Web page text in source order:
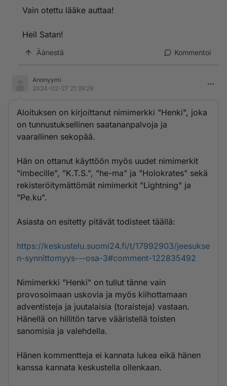
https://keskustelu.suomi24.fi/t/18237905/i-am-a-sinn
Tässä on toinen kommentti, jossa "he-ma" kertoo
olevansa saatananpalvoja. Kuten tiedämme, hänen
takaa löytyy multinimimerkki "Henki".
https://keskustelu.suomi24.fi/t/18235618/tapaluterilais
uus#comment-125868107
Vain otettu lääke auttaa!
Heil Satan!
Äänestä Kommentoi
Anonyymi
2024-02-27 21:39:29
Aloituksen on kirjoittanut nimimerkki "Henki", joka
on tunnustuksellinen saatananpalvoja ja
vaarallinen sekopää.
Hän on ottanut käyttöön myös uudet nimimerkit
"imbecille", "K.T.S.", "he-ma" ja "Holokrates" sekä
rekisteröitymättömät nimimerkit "Lightning" ja
"Pe.ku".
Asiasta on esitetty pitävät todisteet täällä:
https://keskustelu.suomi24.fi/t/17992903/jeesukse
n-synnittomyys---osa-3#comment-122835492
Nimimerkki "Henki" on tullut tänne vain
provosoimaan uskovia ja myös kiihottamaan
adventisteja ja juutalaisia (toraisteja) vastaan.
Hänellä on hillitön tarve vääristellä toisten
sanomisia ja valehdella.
Hänen kommentteja ei kannata lukea eikä hänen
kanssa kannata keskustella ollenkaan.